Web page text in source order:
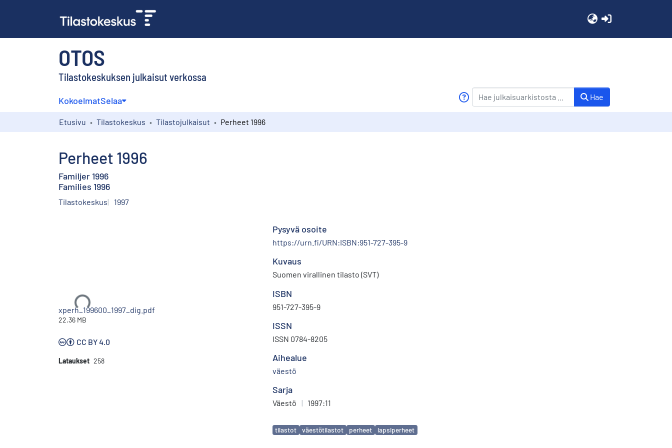
OTOS
Tilastokeskuksen julkaisut verkossa
KokoelmatSelaa Hae
Etusivu Tilastokeskus Tilastojulkaisut Perheet 1996
Perheet 1996
Familjer 1996
Families 1996
Tilastokeskus 1997
Ladataan...
xperh_199600_1997_dig.pdf
22.36 MB
CC BY 4.0
Lataukset 258
Pysyvä osoite
https://urn.fi/URN:ISBN:951-727-395-9
Kuvaus
Suomen virallinen tilasto (SVT)
ISBN
951-727-395-9
ISSN
ISSN 0784-8205
Aihealue
väestö
Sarja
Väestö | 1997:11
Avainsanat
tilastot väestötilastot perheet lapsiperheet